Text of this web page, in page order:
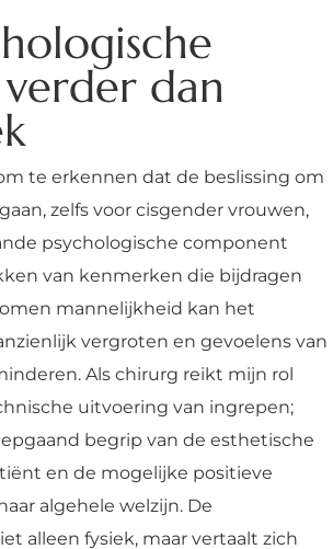
dan
te erkennen dat de beslissing om
zelfs voor cisgender vrouwen,
psychologische component
van kenmerken die bijdragen
mannelijkheid kan het
vergroten en gevoelens van
Als chirurg reikt mijn rol
uitvoering van ingrepen;
begrip van de esthetische
en de mogelijke positieve
algehele welzijn. De
alleen fysiek, maar vertaalt zich